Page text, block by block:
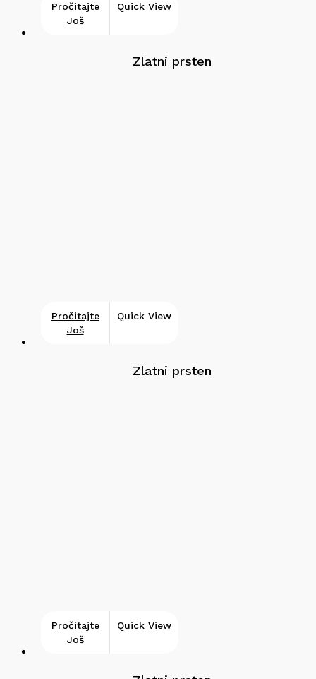
Pročitajte
Još
Quick View
Zlatni prsten
Pročitajte
Još
Quick View
Zlatni prsten
Pročitajte
Još
Quick View